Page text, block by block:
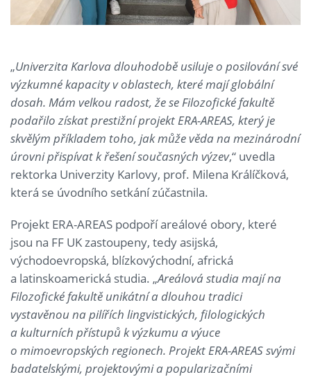
„Univerzita Karlova dlouhodobě usiluje o posilování své
výzkumné kapacity v oblastech, které mají globální
dosah. Mám velkou radost, že se Filozofické fakultě
podařilo získat prestižní projekt ERA-AREAS, který je
skvělým příkladem toho, jak může věda na mezinárodní
úrovni přispívat k řešení současných výzev,“ uvedla
rektorka Univerzity Karlovy, prof. Milena Králíčková,
která se úvodního setkání zúčastnila.
Projekt ERA-AREAS podpoří areálové obory, které
jsou na FF UK zastoupeny, tedy asijská,
východoevropská, blízkovýchodní, africká
a latinskoamerická studia. „Areálová studia mají na
Filozofické fakultě unikátní a dlouhou tradici
vystavěnou na pilířích lingvistických, filologických
a kulturních přístupů k výzkumu a výuce
o mimoevropských regionech. Projekt ERA-AREAS svými
badatelskými, projektovými a popularizačními